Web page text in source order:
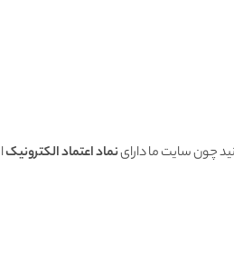
چون سایت ما داراینماد اعتماد الکترونیک